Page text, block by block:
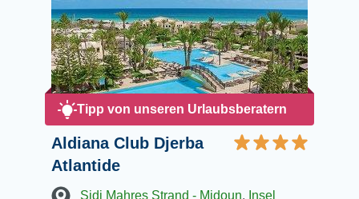
Tipp von unseren Urlaubsberatern
Aldiana Club Djerba
Atlantide
Sidi Mahres Strand - Midoun, Insel